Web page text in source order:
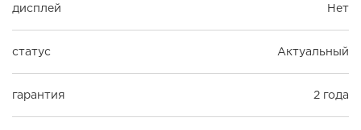
дисплей Нет
статус Актуальный
гарантия 2 года